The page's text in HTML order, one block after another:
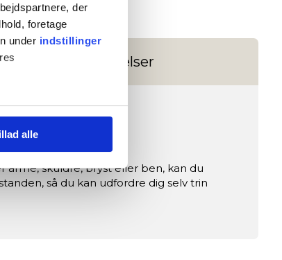
der
foretage
under indstillinger
alle
Anmeldelser
skuldre, bryst eller ben, kan du
så du kan udfordre dig selv trin